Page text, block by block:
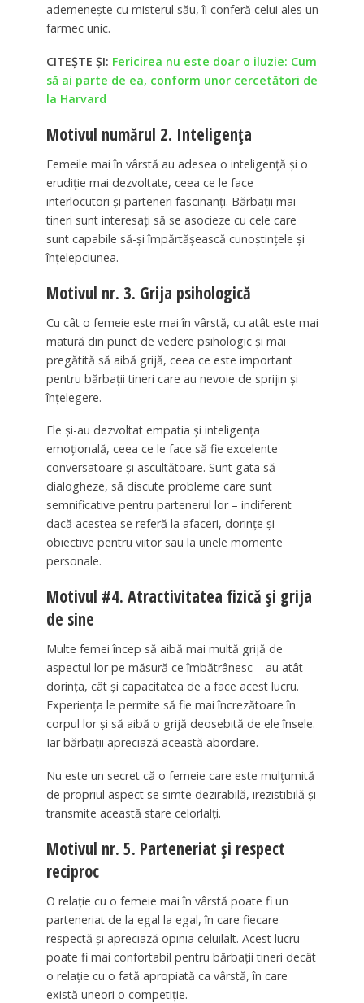
ademenește cu misterul său, îi conferă celui ales un
farmec unic.
CITEȘTE ȘI: Fericirea nu este doar o iluzie: Cum
să ai parte de ea, conform unor cercetători de
la Harvard
Motivul numărul 2. Inteligența
Femeile mai în vârstă au adesea o inteligență și o
erudiție mai dezvoltate, ceea ce le face
interlocutori și parteneri fascinanți. Bărbații mai
tineri sunt interesați să se asocieze cu cele care
sunt capabile să-și împărtășească cunoștințele și
înțelepciunea.
Motivul nr. 3. Grija psihologică
Cu cât o femeie este mai în vârstă, cu atât este mai
matură din punct de vedere psihologic și mai
pregătită să aibă grijă, ceea ce este important
pentru bărbații tineri care au nevoie de sprijin și
înțelegere.
Ele și-au dezvoltat empatia și inteligența
emoțională, ceea ce le face să fie excelente
conversatoare și ascultătoare. Sunt gata să
dialogheze, să discute probleme care sunt
semnificative pentru partenerul lor – indiferent
dacă acestea se referă la afaceri, dorințe și
obiective pentru viitor sau la unele momente
personale.
Motivul #4. Atractivitatea fizică și grija
de sine
Multe femei încep să aibă mai multă grijă de
aspectul lor pe măsură ce îmbătrânesc – au atât
dorința, cât și capacitatea de a face acest lucru.
Experiența le permite să fie mai încrezătoare în
corpul lor și să aibă o grijă deosebită de ele însele.
Iar bărbații apreciază această abordare.
Nu este un secret că o femeie care este mulțumită
de propriul aspect se simte dezirabilă, irezistibilă și
transmite această stare celorlalți.
Motivul nr. 5. Parteneriat și respect
reciproc
O relație cu o femeie mai în vârstă poate fi un
parteneriat de la egal la egal, în care fiecare
respectă și apreciază opinia celuilalt. Acest lucru
poate fi mai confortabil pentru bărbații tineri decât
o relație cu o fată apropiată ca vârstă, în care
există uneori o competiție.